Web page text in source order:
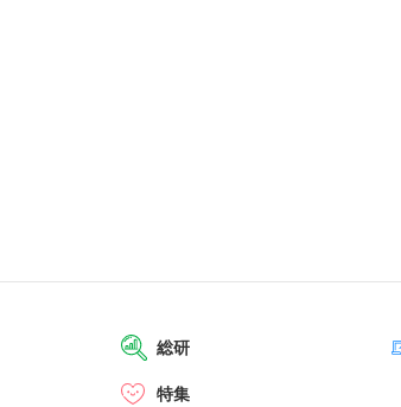
総研
特集